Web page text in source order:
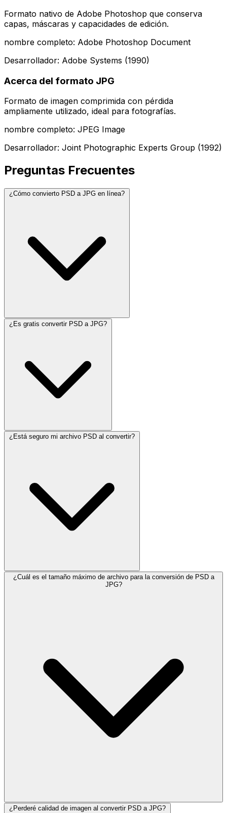
Formato nativo de Adobe Photoshop que conserva
capas, máscaras y capacidades de edición.
nombre completo: Adobe Photoshop Document
Desarrollador: Adobe Systems (1990)
Acerca del formato JPG
Formato de imagen comprimida con pérdida
ampliamente utilizado, ideal para fotografías.
nombre completo: JPEG Image
Desarrollador: Joint Photographic Experts Group (1992)
Preguntas Frecuentes
¿Cómo convierto PSD a JPG en línea?
¿Es gratis convertir PSD a JPG?
¿Está seguro mi archivo PSD al convertir?
¿Cuál es el tamaño máximo de archivo para la conversión de PSD a
JPG?
¿Perderé calidad de imagen al convertir PSD a JPG?